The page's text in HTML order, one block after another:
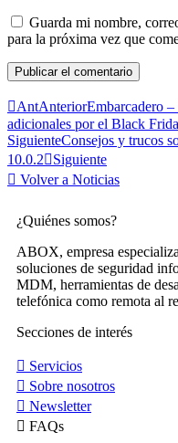
Guarda mi nombre,
para la próxima vez que
AntAnteriorEmbarcadero
adicionales por el Black
SiguienteConsejos y trucos
10.0.2
Siguiente
Volver a Noticias
¿Quiénes somos?
ABOX, empresa
soluciones de seguridad
MDM, herramientas de
telefónica como remota al
Secciones de interés
Servicios
Sobre nosotros
Newsletter
FAQs